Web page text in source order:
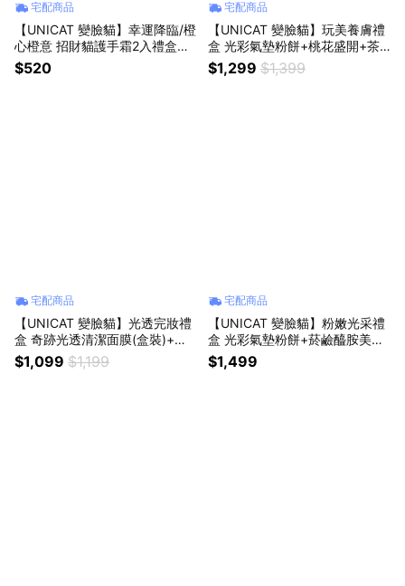
宅配商品
【UNICAT 變臉貓】幸運降臨/橙
心橙意 招財貓護手霜2入禮盒
+腋下膝肘嫩白霜100mlX2+紅石
榴櫻花身體油+櫻花洗面乳 LINE
$520
宅配商品
【UNICAT 變臉貓】玩美養膚禮
盒 光彩氣墊粉餅+桃花盛開+茶
醉愉悅 20色眼影盤各一+愛心唇
頰霜2款(玫瑰+蜜桃橘)+護手霜2
$1,299 $1,399
宅配商品
【UNICAT 變臉貓】光透完妝禮
盒 奇跡光透清潔面膜(盒裝)+愛
心液體腮紅(亮色)+光彩氣墊粉餅
+橙花柚子身體油 +櫻花洗面乳 L
$1,099 $1,199
宅配商品
【UNICAT 變臉貓】粉嫩光采禮
盒 光彩氣墊粉餅+菸鹼醯胺美白
精華+愛心唇頰霜X2+紅石榴/金
盞花泡泡慕斯+紅石榴櫻花身體
$1,499